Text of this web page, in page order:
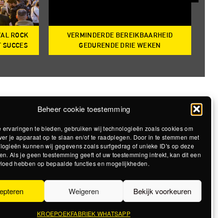
Beheer cookie toestemming
ervaringen te bieden, gebruiken wij technologieën zoals cookies om
je apparaat op te slaan en/of te raadplegen. Door in te stemmen met
kunnen wij gegevens zoals surfgedrag of unieke ID's op deze
Als je geen toestemming geeft of uw toestemming intrekt, kan dit een
hebben op bepaalde functies en mogelijkheden.
Weigeren Bekijk voorkeuren
KROEPOEKFABRIEK WHATSAPP
ROCK
SUCCES
VERMINDERDE BEREIKBAARHEID
GEDURENDE DRIE WEKEN